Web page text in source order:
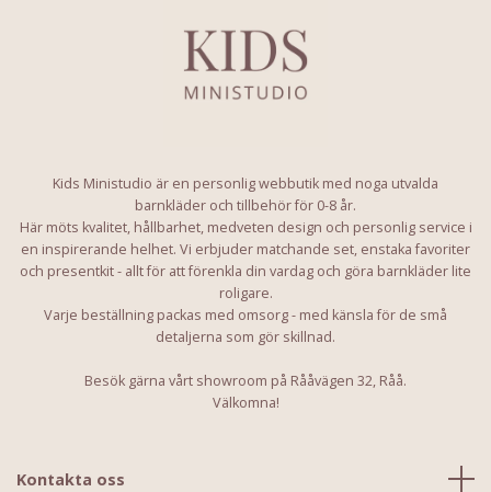
Kids Ministudio är en personlig webbutik med noga utvalda
barnkläder och tillbehör för 0-8 år.
Här möts kvalitet, hållbarhet, medveten design och personlig service i
en inspirerande helhet. Vi erbjuder matchande set, enstaka favoriter
och presentkit - allt för att förenkla din vardag och göra barnkläder lite
roligare.
Varje beställning packas med omsorg - med känsla för de små
detaljerna som gör skillnad.
Besök gärna vårt showroom på Rååvägen 32, Råå.
Välkomna!
Kontakta oss